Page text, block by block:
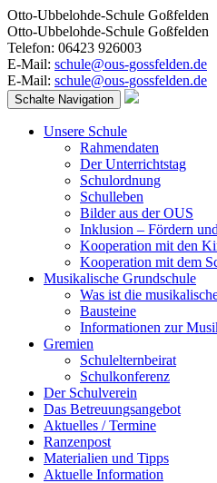
Otto-Ubbelohde-Schule Goßfelden
Otto-Ubbelohde-Schule Goßfelden
Telefon: 06423 926003
E-Mail: schule@ous-gossfelden.de
E-Mail: schule@ous-gossfelden.de
Schalte Navigation
Unsere Schule
Rahmendaten
Der Unterrichtstag
Schulordnung
Schulleben
Bilder aus der OUS
Inklusion – Fördern
Kooperation mit den
Kooperation mit dem
Musikalische Grundschule
Was ist die
Bausteine
Informationen zur
Gremien
Schulelternbeirat
Schulkonferenz
Der Schulverein
Das Betreuungsangebot
Aktuelles / Termine
Ranzenpost
Materialien und Tipps
Aktuelle Information